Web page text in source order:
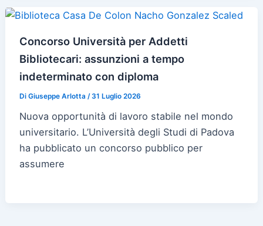
Concorso Università per Addetti
Bibliotecari: assunzioni a tempo
indeterminato con diploma
DiGiuseppe Arlotta/31 Luglio 2026
Nuova opportunità di lavoro stabile nel mondo
universitario. L’Università degli Studi di Padova
ha pubblicato un concorso pubblico per
assumere